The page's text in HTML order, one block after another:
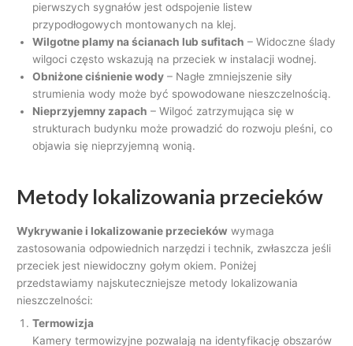
pierwszych sygnałów jest odspojenie listew
przypodłogowych montowanych na klej.
Wilgotne plamy na ścianach lub sufitach – Widoczne ślady
wilgoci często wskazują na przeciek w instalacji wodnej.
Obniżone ciśnienie wody – Nagłe zmniejszenie siły
strumienia wody może być spowodowane nieszczelnością.
Nieprzyjemny zapach – Wilgoć zatrzymująca się w
strukturach budynku może prowadzić do rozwoju pleśni, co
objawia się nieprzyjemną wonią.
Metody lokalizowania przecieków
Wykrywanie i lokalizowanie przecieków wymaga
zastosowania odpowiednich narzędzi i technik, zwłaszcza jeśli
przeciek jest niewidoczny gołym okiem. Poniżej
przedstawiamy najskuteczniejsze metody lokalizowania
nieszczelności:
Termowizja
Kamery termowizyjne pozwalają na identyfikację obszarów